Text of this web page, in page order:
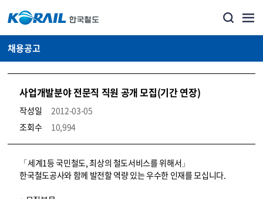
채용공고
사업개발분야 전문직 직원 공개 모집(기간 연장)
작성일
2012-03-05
조회수
10,994
코레일소개_경영공시_채용공고 상세보기 – 내용, 파일, 담당자 연락처로 구성
「세계1등 국민철도, 최상의 철도서비스를 위해서」
한국철도공사와 함께 발전할 역량 있는 우수한 인재를 모십니다.